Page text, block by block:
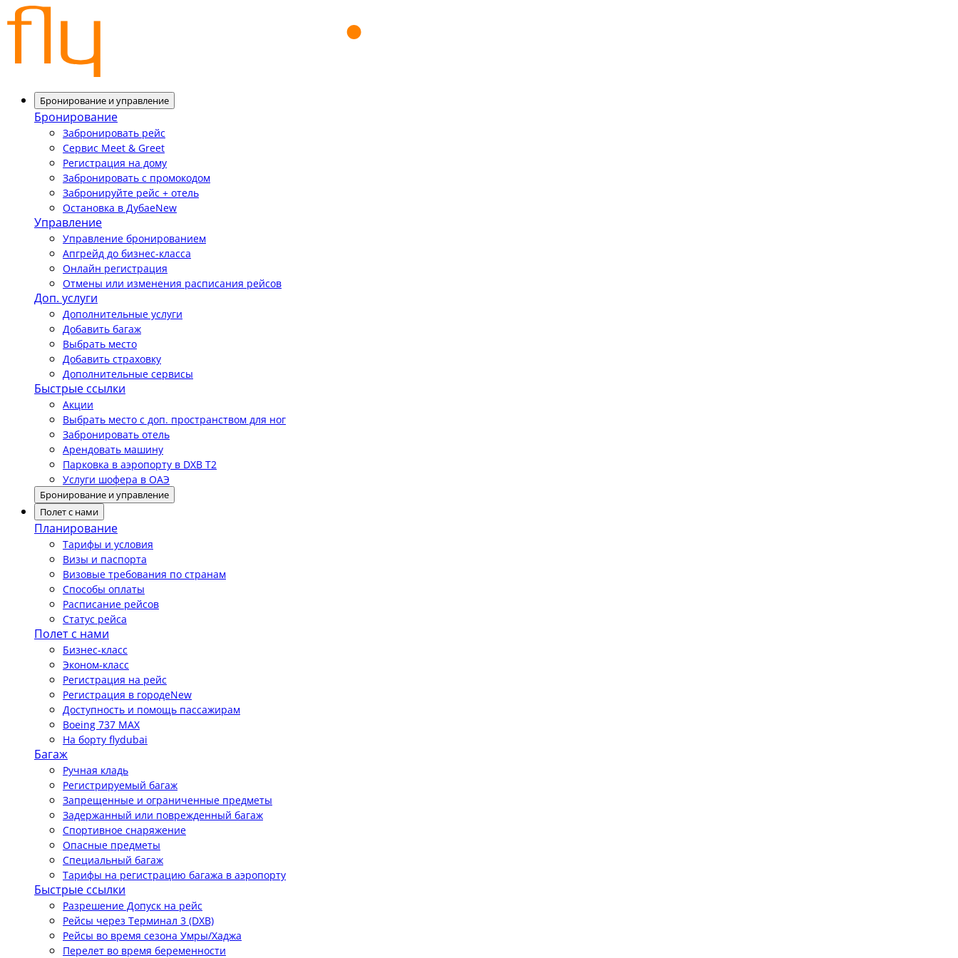
Бронирование и управление
Бронирование
Забронировать рейс
Сервис Meet & Greet
Регистрация на дому
Забронировать с промокодом
Забронируйте рейс + отель
Остановка в ДубаеNew
Управление
Управление бронированием
Апгрейд до бизнес-класса
Онлайн регистрация
Отмены или изменения расписания рейсов
Доп. услуги
Дополнительные услуги
Добавить багаж
Выбрать место
Добавить страховку
Дополнительные сервисы
Быстрые ссылки
Акции
Выбрать место с доп. пространством для ног
Забронировать отель
Арендовать машину
Парковка в аэропорту в DXB T2
Услуги шофера в ОАЭ
Бронирование и управление
Полет с нами
Планирование
Тарифы и условия
Визы и паспорта
Визовые требования по странам
Способы оплаты
Расписание рейсов
Статус рейса
Полет с нами
Бизнес-класс
Эконом-класс
Регистрация на рейс
Регистрация в городеNew
Доступность и помощь пассажирам
Boeing 737 MAX
На борту flydubai
Багаж
Ручная кладь
Регистрируемый багаж
Запрещенные и ограниченные предметы
Задержанный или поврежденный багаж
Спортивное снаряжение
Опасные предметы
Специальный багаж
Тарифы на регистрацию багажа в аэропорту
Быстрые ссылки
Разрешение Допуск на рейс
Рейсы через Терминал 3 (DXB)
Рейсы во время сезона Умры/Хаджа
Перелет во время беременности